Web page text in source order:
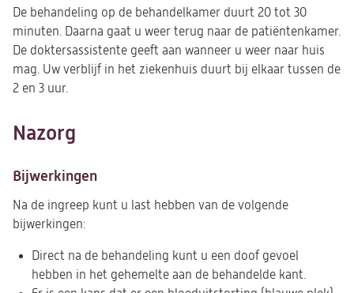
De behandeling op de behandelkamer duurt 20 tot 30
minuten. Daarna gaat u weer terug naar de patiëntenkamer.
De doktersassistente geeft aan wanneer u weer naar huis
mag. Uw verblijf in het ziekenhuis duurt bij elkaar tussen de
2 en 3 uur.
Nazorg
Bijwerkingen
Na de ingreep kunt u last hebben van de volgende
bijwerkingen:
Direct na de behandeling kunt u een doof gevoel
hebben in het gehemelte aan de behandelde kant.